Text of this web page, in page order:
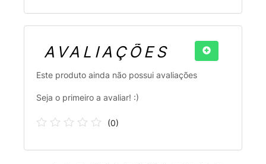
AVALIAÇÕES
Este produto ainda não possui avaliações
Seja o primeiro a avaliar! :)
(0)